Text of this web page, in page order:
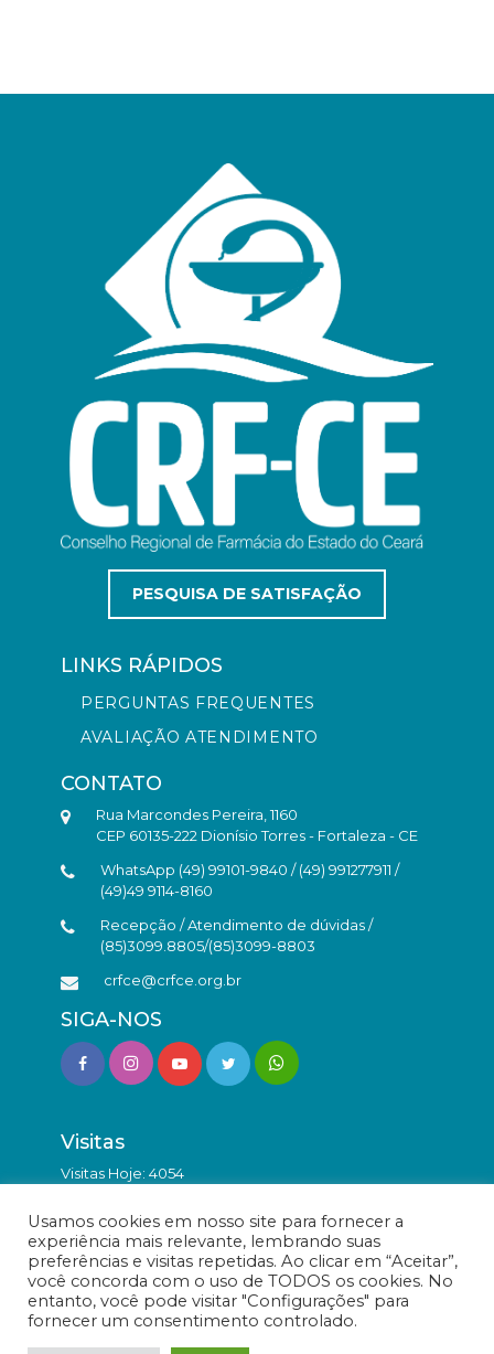
PESQUISA DE SATISFAÇÃO
LINKS RÁPIDOS
PERGUNTAS FREQUENTES
AVALIAÇÃO ATENDIMENTO
CONTATO
Rua Marcondes Pereira, 1160
CEP 60135-222 Dionísio Torres - Fortaleza - CE
WhatsApp (49) 99101-9840 / (49) 991277911 /
(49)49 9114-8160
Recepção / Atendimento de dúvidas /
(85)3099.8805/(85)3099-8803
crfce@crfce.org.br
SIGA-NOS
Visitas
Visitas Hoje: 4054
Usamos cookies em nosso site para fornecer a
experiência mais relevante, lembrando suas
preferências e visitas repetidas. Ao clicar em “Aceitar”,
você concorda com o uso de TODOS os cookies. No
entanto, você pode visitar "Configurações" para
fornecer um consentimento controlado.